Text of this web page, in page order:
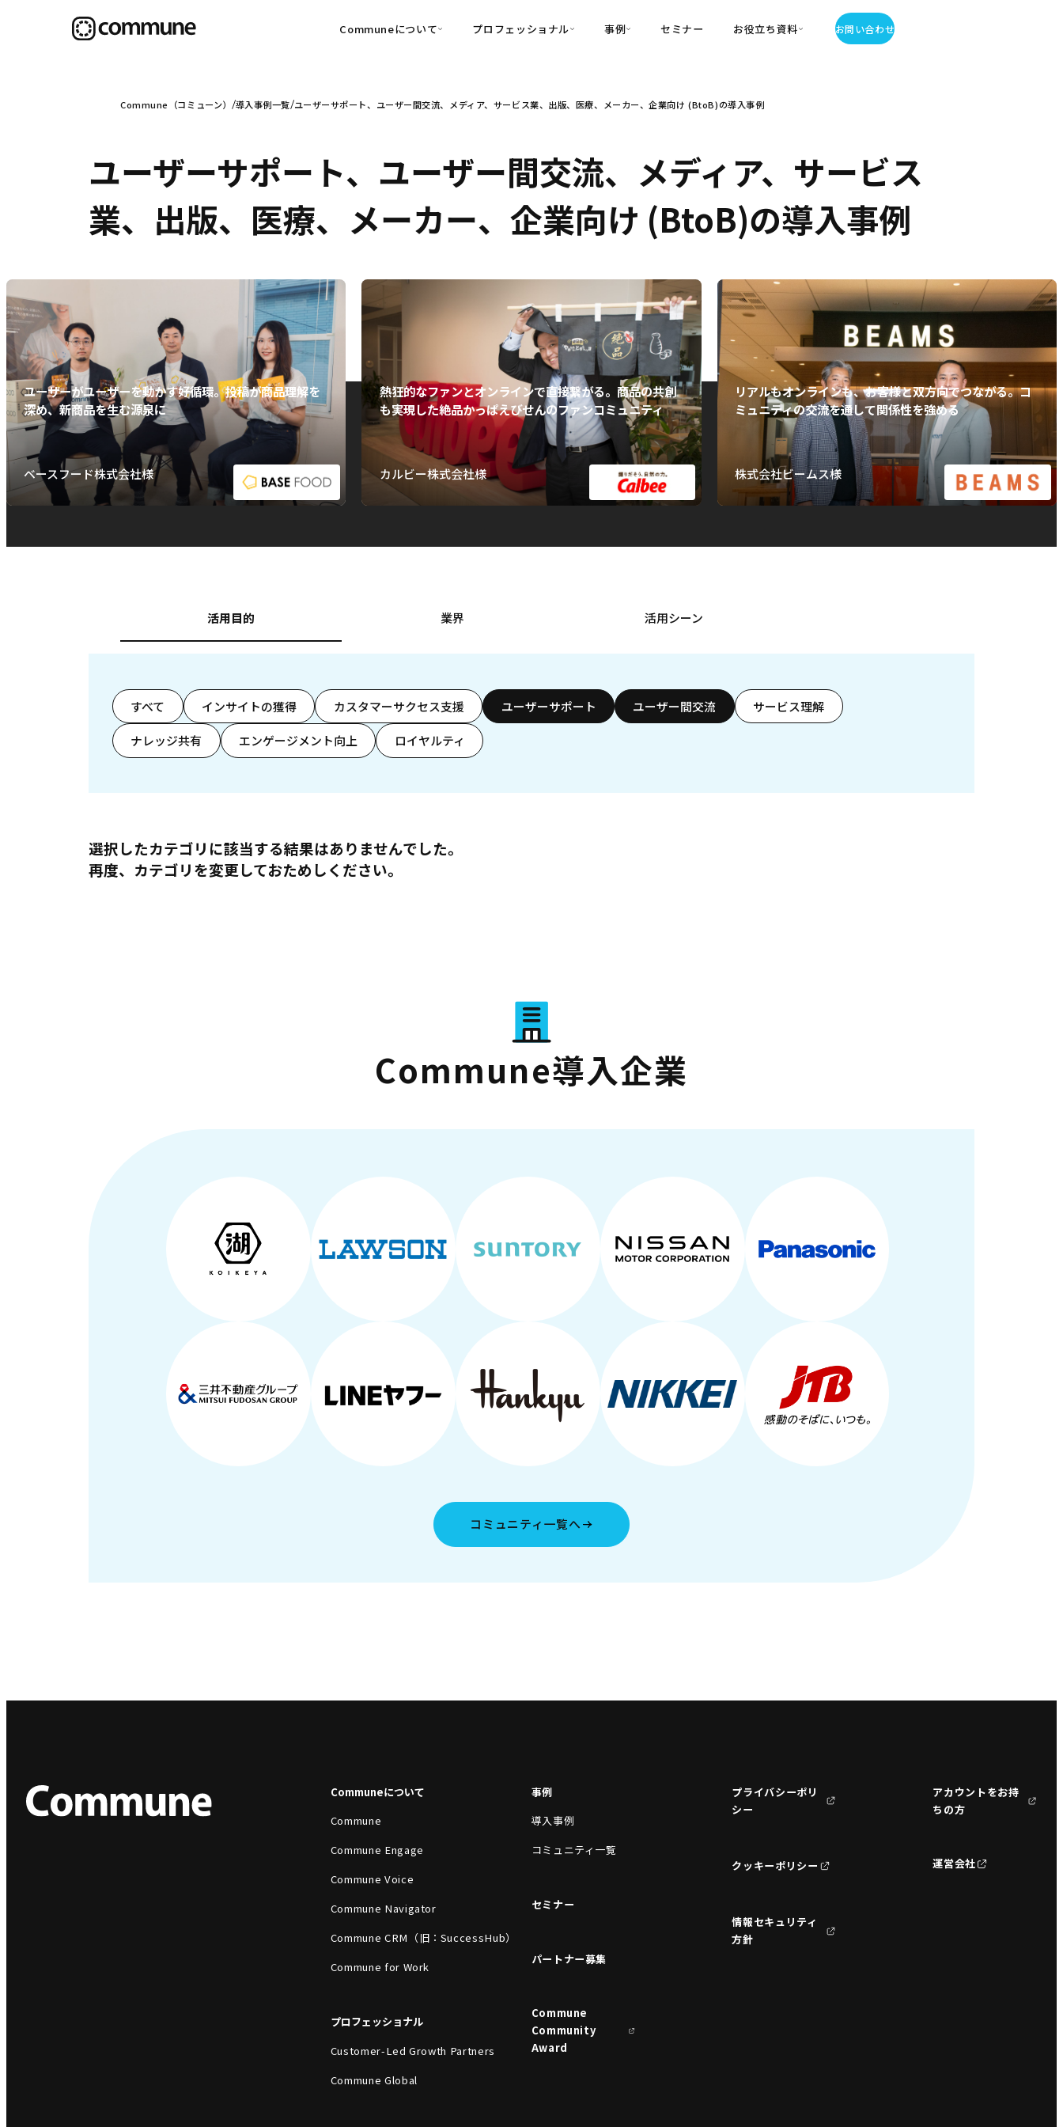
Communeについて
可視化
育成
・Commune Voice ・Commune Navigator
信頼を醸成する信頼起点経営基盤
・Commune CRM（旧：
SuccessHub）
・Commune for Work
プロフェッショナル
・Customer-Led Growth
事例
導入事例
セミナー お役立ち資料
・お役立ち資料
お問い合わせ
Commune（コミューン） 導入事例一覧 ユーザーサポート、ユーザー間交流、メディア、サービス業、出版、医療、メーカー、企業向け (BtoB)の導入事例
ユーザーサポート、ユーザー間交流、メディア、サービス
業、出版、医療、メーカー、企業向け (BtoB)の導入事例
ユーザーがユーザーを動かす好循環。投稿が商品理解を
深め、新商品を生む源泉に
ベースフード株式会社様
熱狂的なファンとオンラインで直接繋がる。商品の共創
も実現した絶品かっぱえびせんのファンコミュニティ
カルビー株式会社様
リアルもオンラインも、お客様と双方向でつながる。コ
ミュニティの交流を通して関係性を強める
株式会社ビームス様
活用目的 業界 活用シーン
すべて インサイトの獲得 カスタマーサクセス支援 ユーザーサポート ユーザー間交流 サービス理解
ナレッジ共有 エンゲージメント向上 ロイヤルティ
選択したカテゴリに該当する結果はありませんでした。
再度、カテゴリを変更しておためしください。
Commune導入企業
コミュニティ一覧へ
Communeについて
Commune
Commune Engage
Commune Voice
Commune Navigator
Commune CRM（旧：SuccessHub）
Commune for Work
プロフェッショナル
Customer-Led Growth Partners
Commune Global
事例
導入事例
コミュニティ一覧
セミナー
パートナー募集
Commune
Community
Award
プライバシーポリ
シー
クッキーポリシー
情報セキュリティ
方針
アカウントをお持
ちの方
運営会社